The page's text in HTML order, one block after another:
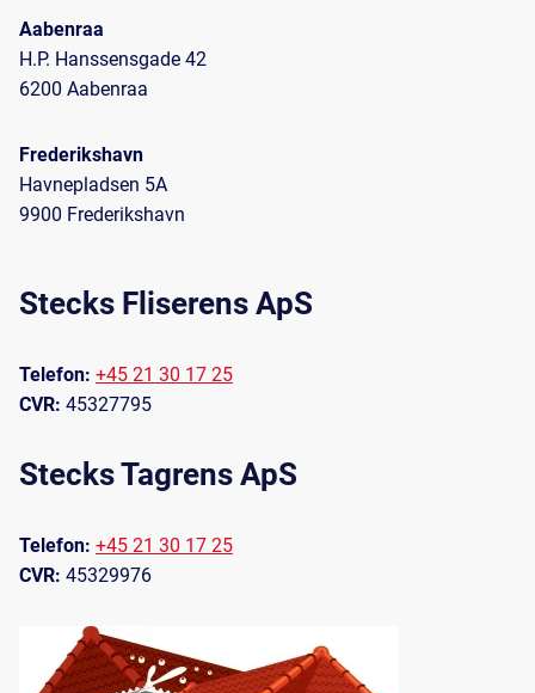
Aabenraa
H.P. Hanssensgade 42
6200 Aabenraa
Frederikshavn
Havnepladsen 5A
9900 Frederikshavn
Stecks Fliserens ApS
Telefon: +45 21 30 17 25
CVR: 45327795
Stecks Tagrens ApS
Telefon: +45 21 30 17 25
CVR: 45329976